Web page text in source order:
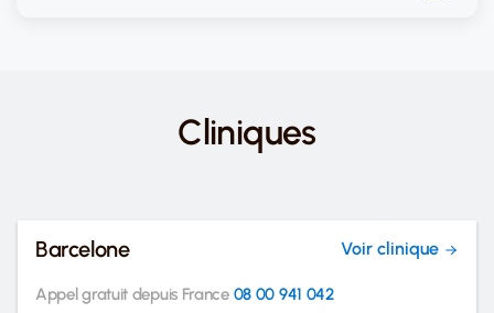
Cliniques
Voir clinique
Barcelone
Appel gratuit depuis France 08 00 941 042